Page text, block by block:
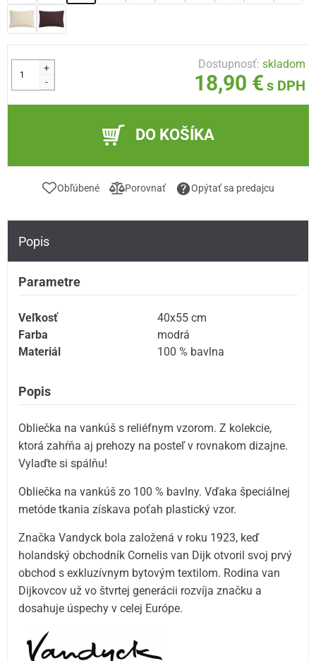
+
-
Dostupnosť:skladom
18,90 € s DPH
DO KOŠÍKA
Obľúbené Porovnať Opýtať sa predajcu
Popis
Parametre
Veľkosť
40x55 cm
Farba
modrá
Materiál
100 % bavlna
Popis
Obliečka na vankúš s reliéfnym vzorom. Z kolekcie,
ktorá zahŕňa aj prehozy na posteľ v rovnakom dizajne.
Vylaďte si spálňu!
Obliečka na vankúš zo 100 % bavlny. Vďaka špeciálnej
metóde tkania získava poťah plastický vzor.
Značka Vandyck bola založená v roku 1923, keď
holandský obchodník Cornelis van Dijk otvoril svoj prvý
obchod s exkluzívnym bytovým textilom. Rodina van
Dijkovcov už vo štvrtej generácii rozvíja značku a
dosahuje úspechy v celej Európe.